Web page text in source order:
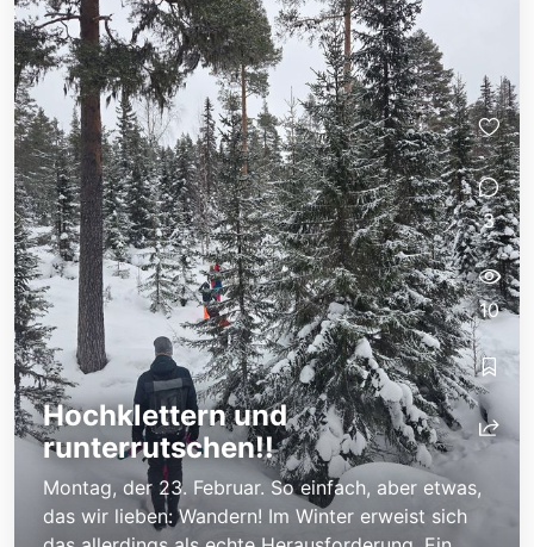
Hochklettern und
runterrutschen!!
Montag, der 23. Februar. So einfach, aber etwas,
das wir lieben: Wandern! Im Winter erweist sich
3
10